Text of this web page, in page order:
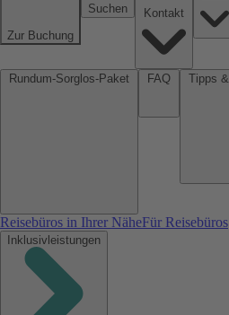
Zur Buchung
Suchen
Reisebüros in Ihrer NäheFür Reisebüros
Inklusivleistungen